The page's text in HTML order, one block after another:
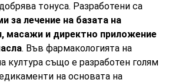
тонуса. Разработени са
за лечение на базата на
масажи и директно приложение
. Във фармакологията на
култура също е разработен голям
на основата на